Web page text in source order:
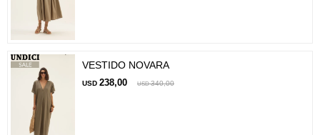
VESTIDO NOVARA
USD 238,00 USD 340,00